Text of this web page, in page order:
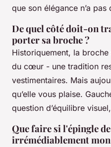
que son élégance n’a
De quel côté doit-on
porter sa broche ?
Historiquement, la
du cœur - une tradition
vestimentaires. Mais
qu’elle vous plaise.
question d’équilibre
Que faire si l'épingle
irrémédiablement